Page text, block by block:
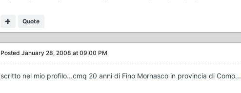
Quote
Posted January 28, 2008 at 09:00 PM
scritto nel mio profilo...cmq 20 anni di Fino Mornasco in provincia di Como...